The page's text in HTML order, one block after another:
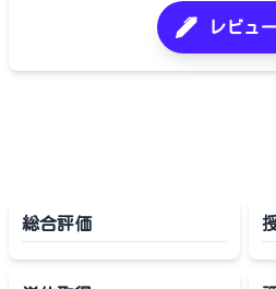
レビュ
総合評価